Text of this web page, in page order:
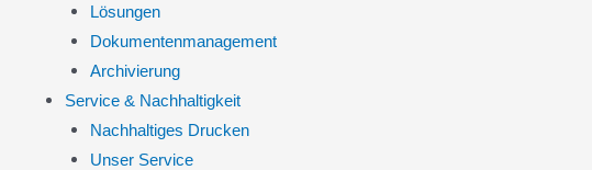
Lösungen
Dokumentenmanagement
Archivierung
Service & Nachhaltigkeit
Nachhaltiges Drucken
Unser Service